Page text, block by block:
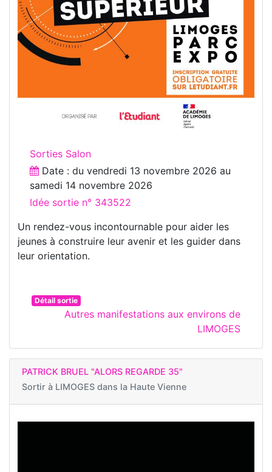
Sorties Salon
Date : du vendredi 13 novembre 2026 au
samedi 14 novembre 2026
Idée sortie n° 343522
Un rendez-vous incontournable pour aider les
jeunes à construire leur avenir et les guider dans
leur orientation.
Détail sortie
Autres manifestations aux environs de
LIMOGES
PATRICK BRUEL "ALORS REGARDE 35"
Sortir à LIMOGES dans la Haute Vienne